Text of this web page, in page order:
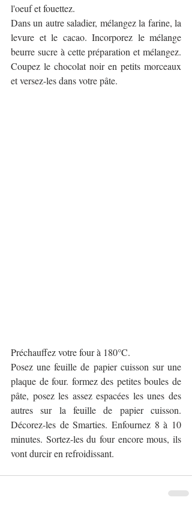
l'oeuf et fouettez.
Dans un autre saladier, mélangez la farine, la
levure et le cacao. Incorporez le mélange
beurre sucre à cette préparation et mélangez.
Coupez le chocolat noir en petits morceaux
et versez-les dans votre pâte.
Préchauffez votre four à 180°C.
Posez une feuille de papier cuisson sur une
plaque de four. formez des petites boules de
pâte, posez les assez espacées les unes des
autres sur la feuille de papier cuisson.
Décorez-les de Smarties. Enfournez 8 à 10
minutes. Sortez-les du four encore mous, ils
vont durcir en refroidissant.